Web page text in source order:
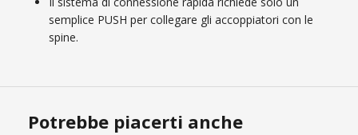
semplice PUSH per collegare gli accoppiatori con le
spine.
Potrebbe piacerti anche